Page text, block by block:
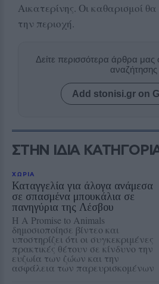
Αικατερίνης. Οι καθαρισμοί
την περιοχή.
Δείτε περισσότερα άρθρα
αναζήτησης
Add stonisi.gr on
ΣΤΗΝ ΙΔΙΑ
ΧΩΡΙΑ
Καταγγελία για άλογα ανάμεσα
σε σπασμένα μπουκάλια σε
πανηγύρια της Λέσβου
Η A Promise to Animals
δημοσιοποίησε βίντεο και
υποστηρίζει ότι οι συγκεκριμένες
πρακτικές θέτουν σε κίνδυνο την
ευζωία των ζώων και την
ασφάλεια των παρευρισκομένων